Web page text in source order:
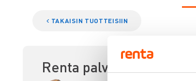
TAKAISIN TUOTTEISIIN
Renta palvelee